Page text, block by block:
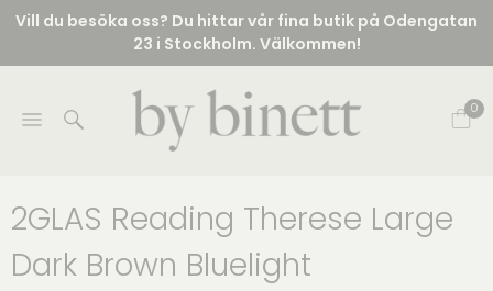
Vill du besöka oss? Du hittar vår fina butik på Odengatan
23 i Stockholm. Välkommen!
0
2GLAS Reading Therese Large
Dark Brown Bluelight